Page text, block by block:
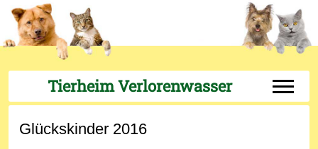
Tierheim Verlorenwasser Off-
Glückskinder 2016